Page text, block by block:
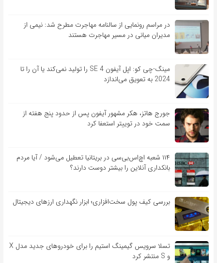
در مراسم رونمایی از سالنامه مهاجرت مطرح شد: نیمی از
مدیران میانی در مسیر مهاجرت هستند
مینگ-چی کو: اپل آیفون SE 4 را تولید نمی‌کند یا آن را تا
2024 به تعویق می‌اندازد
جورج هاتز، هکر مشهور آیفون پس از حدود پنج هفته از
سمت خود در توییتر استعفا کرد
۱۱۴ شعبه اچ‌اس‌بی‌سی در بریتانیا تعطیل می‌شود / آیا مردم
بانکداری آنلاین را بیشتر دوست دارند؟
بررسی کیف‌ پول سخت‌افزاری؛ ابزار نگهداری ارزهای دیجیتال
تسلا سرویس گیمینگ استیم را برای خودروهای جدید مدل X
و S منتشر کرد